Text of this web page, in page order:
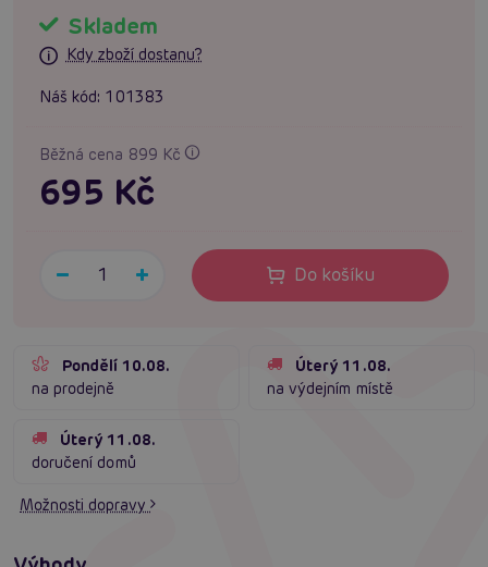
Skladem
Kdy zboží dostanu?
Náš kód: 101383
Běžná cena 899 Kč
695 Kč
Do košíku
Pondělí 10.08.
na prodejně
Úterý 11.08.
na výdejním místě
Úterý 11.08.
doručení domů
Možnosti dopravy